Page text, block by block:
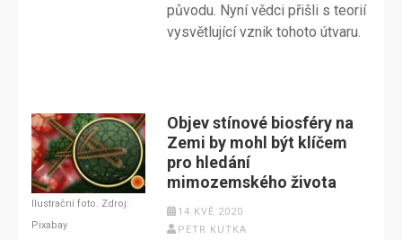
původu. Nyní vědci přišli s teorií
vysvětlující vznik tohoto útvaru.
Ilustrační foto. Zdroj:
Pixabay
Objev stínové biosféry na
Zemi by mohl být klíčem
pro hledání
mimozemského života
14 KVĚ 2020
PETR KUTKA